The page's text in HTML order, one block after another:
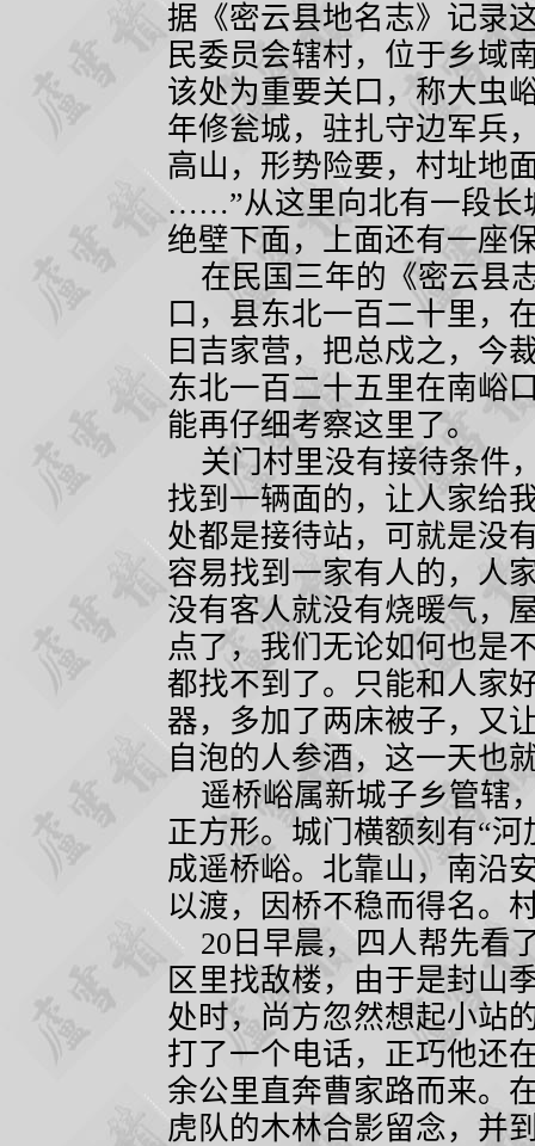
据《密云县地名志》记录
民委员会辖村，位于乡
该处为重要关口，称大虫
年修瓮城，驻扎守边军兵
高山，形势险要，村址地
……”从这里向北有一段长
绝壁下面，上面还有一座
在民国三年的《密云县
口，县东北一百二十里，
曰吉家营，把总戍之，今
东北一百二十五里在南峪
能再仔细考察这里了。
关门村里没有接待条件
找到一辆面的，让人家给
处都是接待站，可就是没
容易找到一家有人的，人
没有客人就没有烧暖气，
点了，我们无论如何也是
都找不到了。只能和人家
器，多加了两床被子，又
自泡的人参酒，这一天也
遥桥峪属新城子乡管辖
正方形。城门横额刻有“
成遥桥峪。北靠山，南沿
以渡，因桥不稳而得名。
20 日早晨，四人帮先看
区里找敌楼，由于是封山
处时，尚方忽然想起小站
打了一个电话，正巧他还
余公里直奔曹家路而来。
虎队的木林合影留念，并